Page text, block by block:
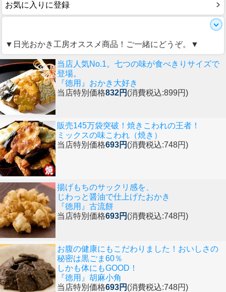
お気に入りに登録
▼日光おかき工房オススメ商品！ご一緒にどうぞ。▼
当店人気No.1。七つの味が食べきりサイズで
登場。
『徳用』おかき大好き
当店特別価格832円 (消費税込:899円)
販売145万袋突破！焼きこわれの王者！
ミックスの味こわれ（焼き）
当店特別価格693円 (消費税込:748円)
揚げもちのサックリ感を、
じわっと醤油で仕上げたおかき
『徳用』古流餅
当店特別価格693円 (消費税込:748円)
お腹の健康にもこだわりました！おいしさの
秘密は黒ごま60％
しかも体にもGOOD！
『徳用』胡麻小角
当店特別価格693円 (消費税込:748円)